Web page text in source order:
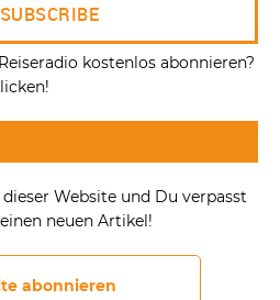
kostenlos abonnieren?
Website und Du verpasst
neuen Artikel!
abonnieren